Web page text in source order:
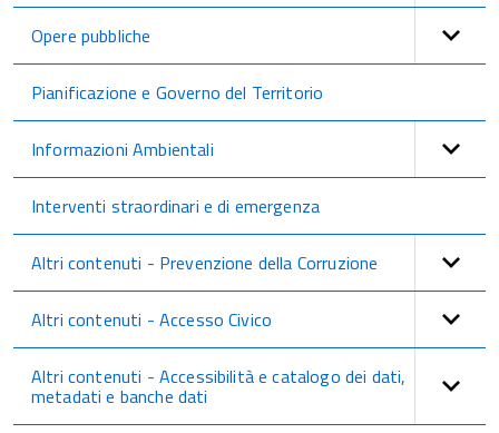
Opere pubbliche
Pianificazione e Governo del Territorio
Informazioni Ambientali
Interventi straordinari e di emergenza
Altri contenuti - Prevenzione della Corruzione
Altri contenuti - Accesso Civico
Altri contenuti - Accessibilità e catalogo dei dati,
metadati e banche dati